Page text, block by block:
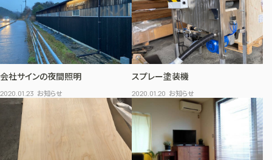
会社サインの夜間照明
2020.01.23 お知らせ
スプレー塗装機
2020.01.20 お知らせ